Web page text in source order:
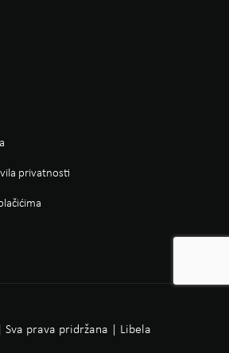
privatnosti
prava pridržana | Libela